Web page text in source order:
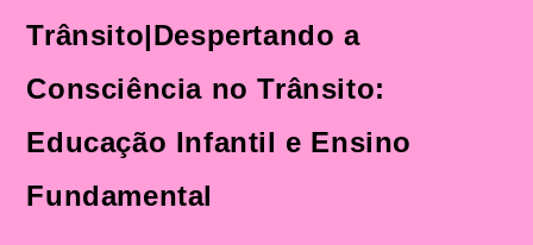
Trânsito|Despertando a
Consciência no Trânsito:
Educação Infantil e Ensino
Fundamental